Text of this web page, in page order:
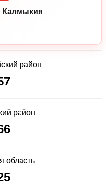
Калмыкия
район
район
область